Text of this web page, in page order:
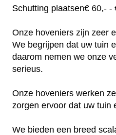
Schutting plaatsen€ 60,- -
Onze hoveniers zijn zeer
We begrijpen dat uw tuin
daarom nemen we onze
serieus.
Onze hoveniers werken
zorgen ervoor dat uw tuin
We bieden een breed